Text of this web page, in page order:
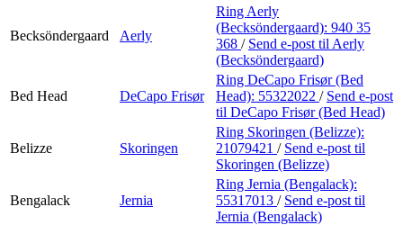
Becksöndergaard Aerly
Ring Aerly
(Becksöndergaard): 940 35
368 / Send e-post til Aerly
(Becksöndergaard)
Bed Head DeCapo Frisør
Ring DeCapo Frisør (Bed
Head): 55322022 / Send e-post
til DeCapo Frisør (Bed Head)
Belizze Skoringen
Ring Skoringen (Belizze):
21079421 / Send e-post til
Skoringen (Belizze)
Bengalack Jernia
Ring Jernia (Bengalack):
55317013 / Send e-post til
Jernia (Bengalack)